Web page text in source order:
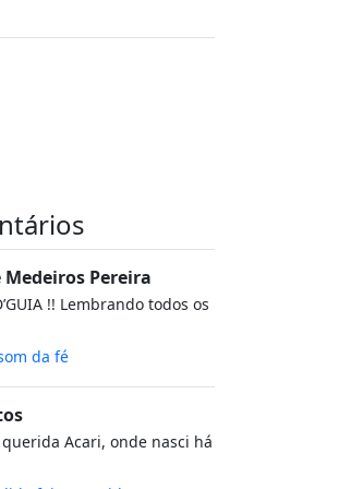
Medeiros Pereira
!! Lembrando todos os
da fé
Acari, onde nasci há